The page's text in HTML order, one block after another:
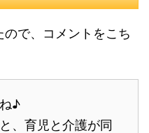
で、コメントをこち
♪
、育児と介護が同